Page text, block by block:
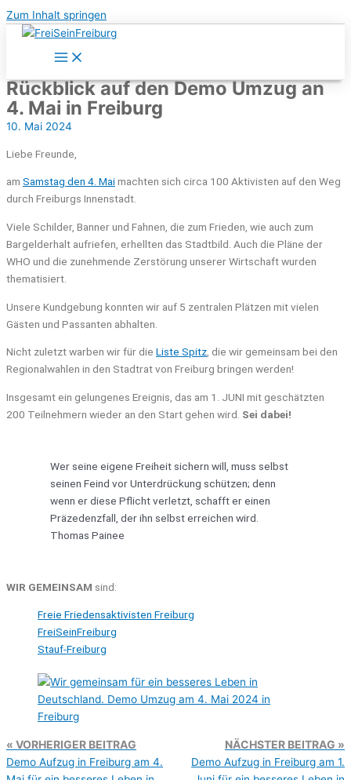
Zum Inhalt springen
Rückblick auf den Demo Umzug an
4. Mai in Freiburg
10. Mai 2024
Liebe Freunde,
am Samstag den 4. Maimachten sich circa 100 Aktivisten auf den Weg
durch Freiburgs Innenstadt.
Viele Schilder, Banner und Fahnen, die zum Frieden, wie auch zum
Bargelderhalt aufriefen, erhellten das Stadtbild. Auch die Pläne der
WHO und die zunehmende Zerstörung unserer Wirtschaft wurden
thematisiert.
Unsere Kundgebung konnten wir auf 5 zentralen Plätzen mit vielen
Gästen und Passanten abhalten.
Nicht zuletzt warben wir für die Liste Spitz, die wir gemeinsam bei den
Regionalwahlen in den Stadtrat von Freiburg bringen werden!
Insgesamt ein gelungenes Ereignis, das am 1. JUNI mit geschätzten
200 Teilnehmern wieder an den Start gehen wird. Sei dabei!
Wer seine eigene Freiheit sichern will, muss selbst
seinen Feind vor Unterdrückung schützen; denn
wenn er diese Pflicht verletzt, schafft er einen
Präzedenzfall, der ihn selbst erreichen wird.
Thomas Painee
WIR GEMEINSAM sind:
Freie Friedensaktivisten Freiburg
FreiSeinFreiburg
Stauf-Freiburg
VORHERIGER BEITRAG
Demo Aufzug in Freiburg am 4.
NÄCHSTER BEITRAG
Demo Aufzug in Freiburg am 1.